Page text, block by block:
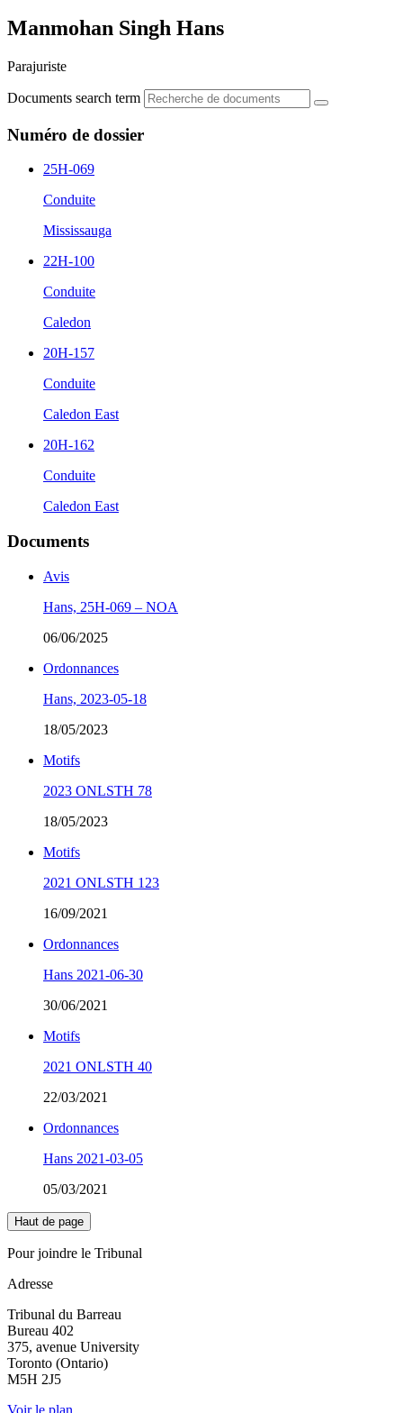
Manmohan Singh Hans
Parajuriste
Documents search term
Numéro de dossier
25H-069
Conduite
Mississauga
22H-100
Conduite
Caledon
20H-157
Conduite
Caledon East
20H-162
Conduite
Caledon East
Documents
Avis
Hans, 25H-069 – NOA
06/06/2025
Ordonnances
Hans, 2023-05-18
18/05/2023
Motifs
2023 ONLSTH 78
18/05/2023
Motifs
2021 ONLSTH 123
16/09/2021
Ordonnances
Hans 2021-06-30
30/06/2021
Motifs
2021 ONLSTH 40
22/03/2021
Ordonnances
Hans 2021-03-05
05/03/2021
Haut de page
Pour joindre le Tribunal
Adresse
Tribunal du Barreau
Bureau 402
375, avenue University
Toronto (Ontario)
M5H 2J5
Voir le plan